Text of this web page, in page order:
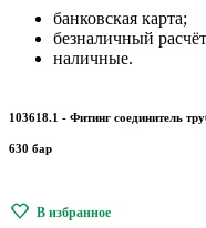
банковская карта;
безналичный
наличные.
103618.1 - Фитинг соединитель
630 бар